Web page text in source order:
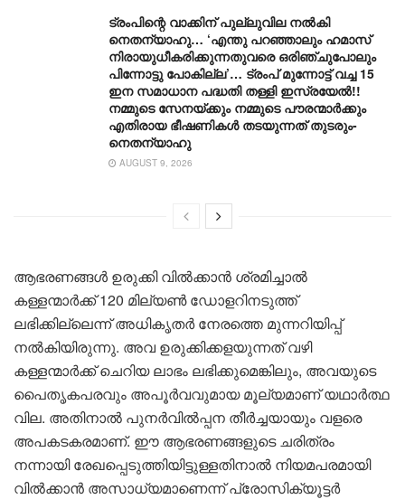
ട്രംപിന്റെ വാക്കിന് പുല്ലുവില നൽകി
നെതന്യാഹു… ‘എന്തു പറഞ്ഞാലും ഹമാസ്
നിരായുധീകരിക്കുന്നതുവരെ ഒരിഞ്ചുപോലും
പിന്നോട്ടു പോകില്ല’… ട്രംപ് മുന്നോ‌ട്ട് വച്ച 15
ഇന സമാധാന പദ്ധതി തള്ളി ഇസ്രയേൽ!!
നമ്മുടെ സേനയ്ക്കും നമ്മുടെ പൗരന്മാർക്കും
എതിരായ ഭീഷണികൾ തടയുന്നത് തുടരും-
നെതന്യാഹു
AUGUST 9, 2026
ആഭരണങ്ങള്‍ ഉരുക്കി വില്‍ക്കാന്‍ ശ്രമിച്ചാല്‍
കള്ളന്മാര്‍ക്ക് 120 മില്യണ്‍ ഡോളറിനടുത്ത്
ലഭിക്കില്ലെന്ന് അധികൃതര്‍ നേരത്തെ മുന്നറിയിപ്പ്
നല്‍കിയിരുന്നു. അവ ഉരുക്കിക്കളയുന്നത് വഴി
കള്ളന്മാര്‍ക്ക് ചെറിയ ലാഭം ലഭിക്കുമെങ്കിലും, അവയുടെ
പൈതൃകപരവും അപൂര്‍വവുമായ മൂല്യമാണ് യഥാര്‍ത്ഥ
വില. അതിനാല്‍ പുനര്‍വില്‍പ്പന തീര്‍ച്ചയായും വളരെ
അപകടകരമാണ്. ഈ ആഭരണങ്ങളുടെ ചരിത്രം
നന്നായി രേഖപ്പെടുത്തിയിട്ടുള്ളതിനാല്‍ നിയമപരമായി
വില്‍ക്കാന്‍ അസാധ്യമാണെന്ന് പ്രോസിക്യൂട്ടര്‍